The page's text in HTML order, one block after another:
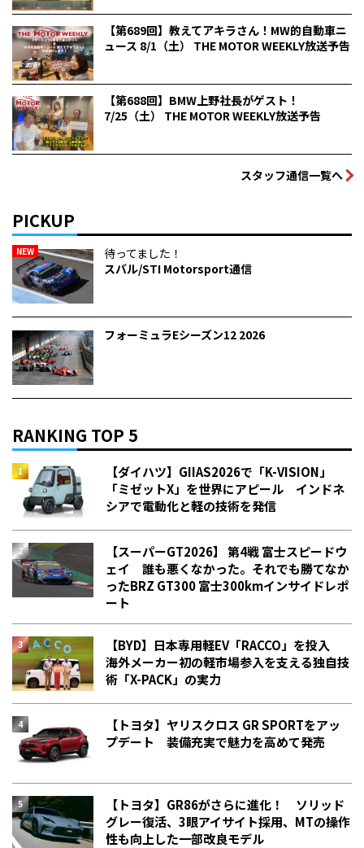
【第689回】教えてアキラさん！MW的自動車ニ
ュース 8/1（土） THE MOTOR WEEKLY放送予告
【第688回】BMW上野社長がゲスト！
7/25（土） THE MOTOR WEEKLY放送予告
スタッフ通信一覧へ
PICKUP
NEW
待ってました！
スバル/STI Motorsport通信
フォーミュラEシーズン12 2026
RANKING TOP 5
【ダイハツ】GIIAS2026で「K-VISION」
「ミゼットX」を世界にアピール インドネ
シアで電動化と軽の技術を発信
【スーパーGT2026】 第4戦 富士スピードウ
ェイ 誰も悪くなかった。それでも勝てなか
った――BRZ GT300 富士300kmインサイドレポ
ート
【BYD】日本専用軽EV「RACCO」を投入
海外メーカー初の軽市場参入を支える独自技
術「X-PACK」の実力
【トヨタ】ヤリスクロス GR SPORTをアッ
プデート 装備充実で魅力を高めて発売
【トヨタ】GR86がさらに進化！ ソリッド
グレー復活、3眼アイサイト採用、MTの操作
性も向上した一部改良モデル